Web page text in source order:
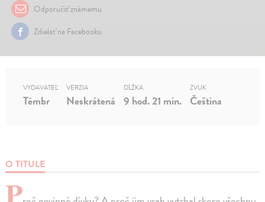
Odporučiť známemu
Zdielať na Facebooku
O TITULE
P
VYDAVATEĽ
Témbr
VERZIA
Neskrátená
DĹŽKA
9 hod. 21 min.
ZVUK
Čeština